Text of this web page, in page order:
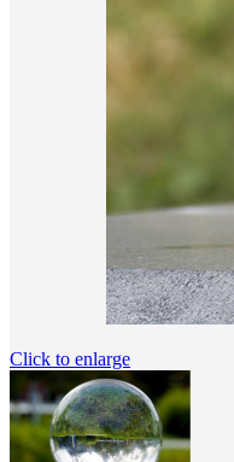
Click to enlarge